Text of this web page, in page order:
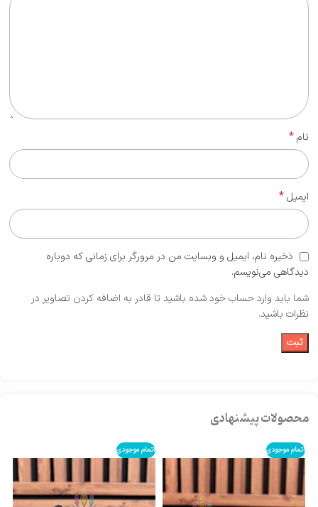
نام*
ایمیل*
ذخیره نام، ایمیل و وبسایت من در مرورگر برای زمانی که دوباره
دیدگاهی می‌نویسم.
شما باید وارد حساب خود شده باشید تا قادر به اضافه کردن تصاویر در
نظرات باشید.
محصولات پیشنهادی
اتمام موجودی اتمام موجودی